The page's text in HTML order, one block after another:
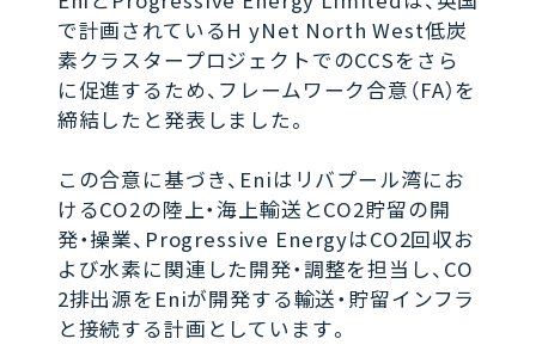
で計画されているH yNet North West低炭
素クラスタープロジェクトでのCCSをさら
に促進するため、フレームワーク合意（FA）を
締結したと発表しました。
この合意に基づき、Eniはリバプール湾にお
けるCO2の陸上・海上輸送とCO2貯留の開
発・操業、Progressive EnergyはCO2回収お
よび水素に関連した開発・調整を担当し、CO
2排出源をEniが開発する輸送・貯留インフラ
と接続する計画としています。